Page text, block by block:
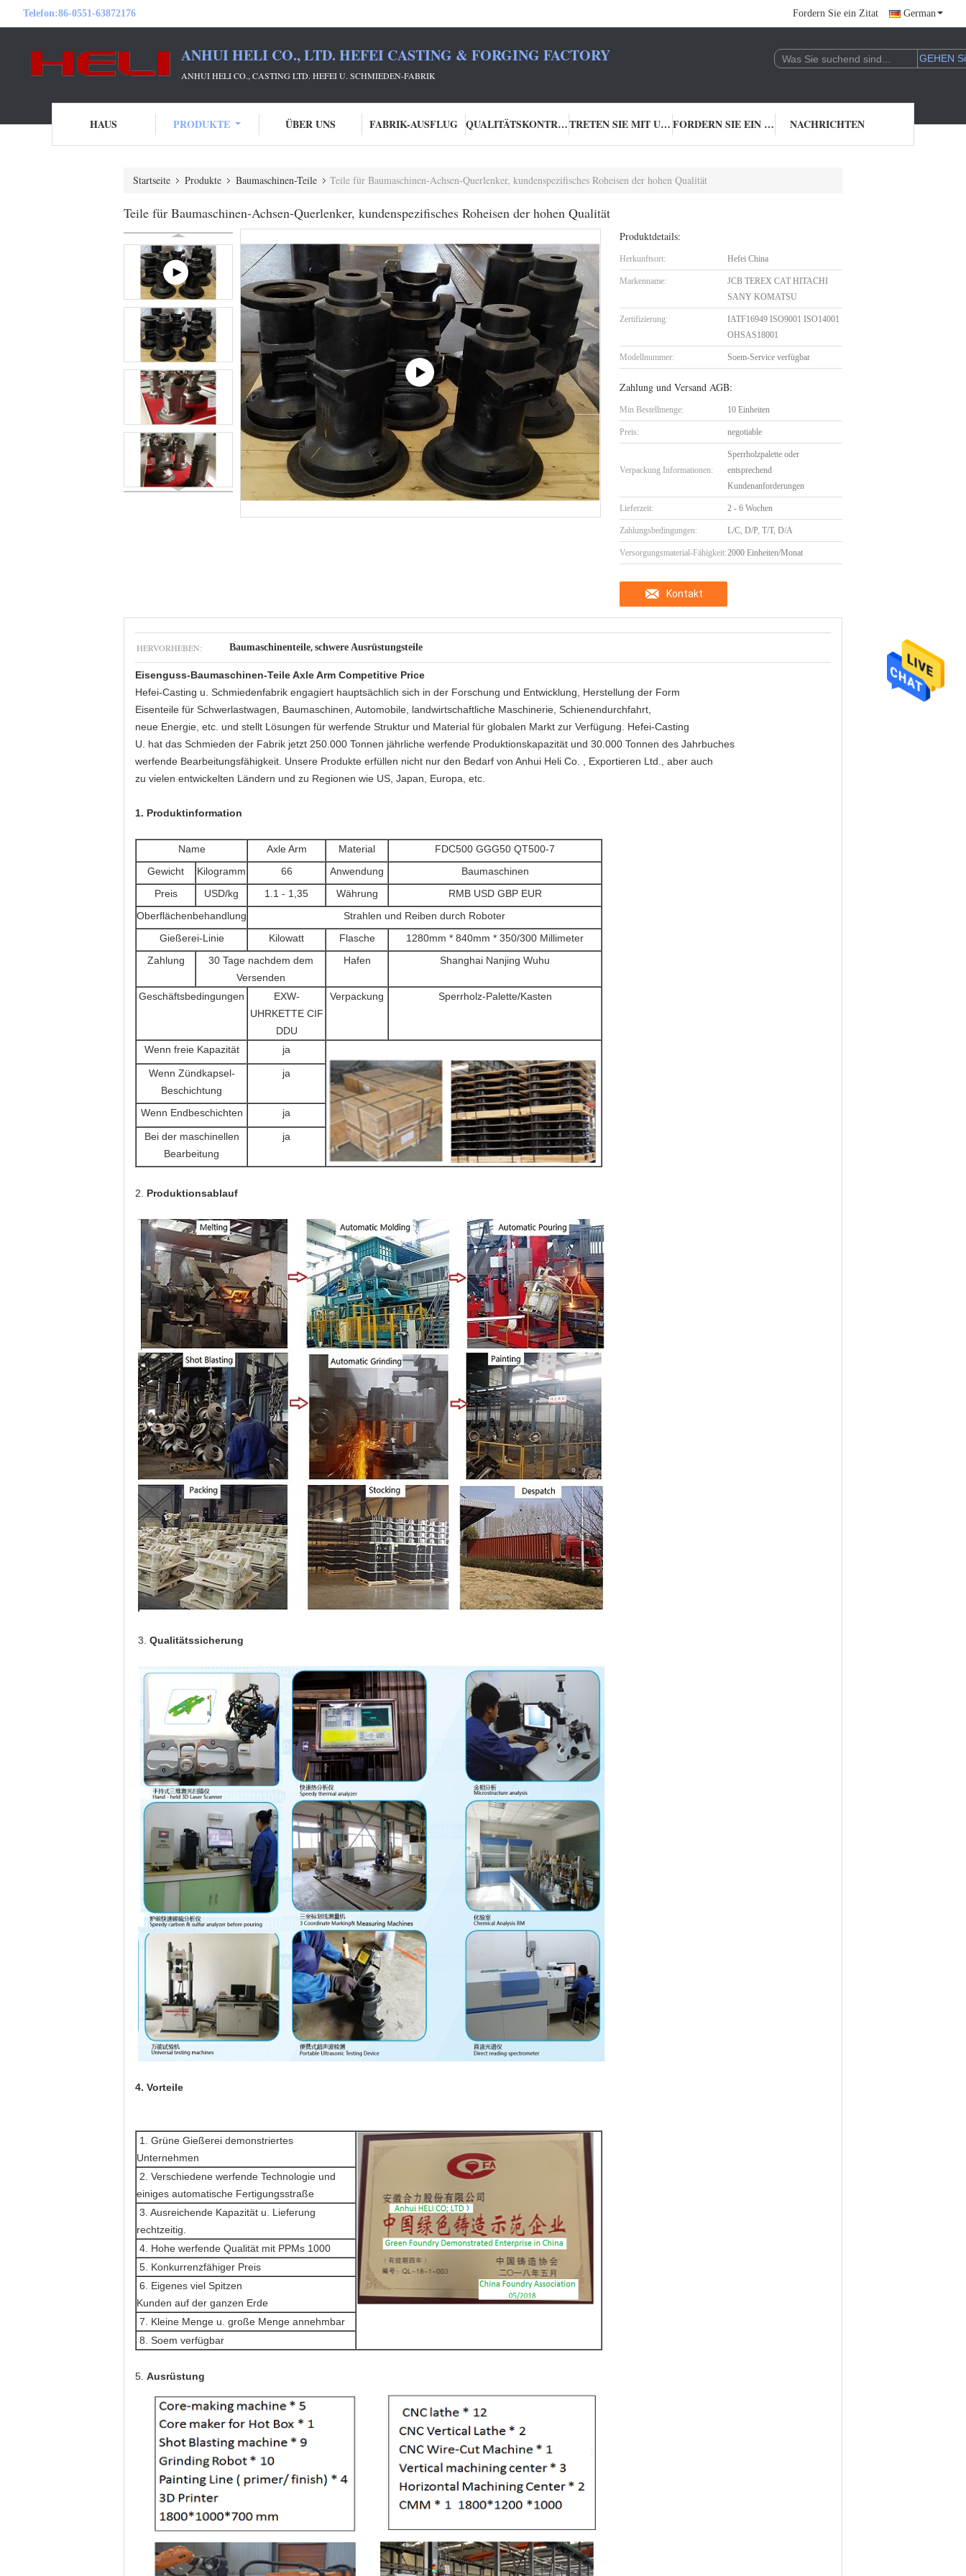
Telefon:86-0551-63872176 Fordern Sie ein Zitat German
ANHUI HELI CO., LTD. HEFEI CASTING & FORGING FACTORY
ANHUI HELI CO., CASTING LTD. HEFEI U. SCHMIEDEN-FABRIK
HAUS PRODUKTE ÜBER UNS FABRIK-AUSFLUG QUALITÄTSKONTROLLE TRETEN SIE MIT UNS IN VERBINDUNG FORDERN SIE EIN ZITAT NACHRICHTEN
Startseite Produkte Baumaschinen-Teile Teile für Baumaschinen-Achsen-Querlenker, kundenspezifisches Roheisen der hohen Qualität
Teile für Baumaschinen-Achsen-Querlenker, kundenspezifisches Roheisen der hohen Qualität
Produktdetails:
Herkunftsort: Hefei China
Markenname:
JCB TEREX CAT HITACHI
SANY KOMATSU
Zertifizierung:
IATF16949 ISO9001 ISO14001
OHSAS18001
Modellnummer: Soem-Service verfügbar
Zahlung und Versand AGB:
Min Bestellmenge: 10 Einheiten
Preis: negotiable
Verpackung Informationen:
Sperrholzpalette oder
entsprechend
Kundenanforderungen
Lieferzeit: 2 - 6 Wochen
Zahlungsbedingungen: L/C, D/P, T/T, D/A
Versorgungsmaterial-Fähigkeit:2000 Einheiten/Monat
Kontakt
HERVORHEBEN: Baumaschinenteile, schwere Ausrüstungsteile
Eisenguss-Baumaschinen-Teile Axle Arm Competitive Price
Hefei-Casting u. Schmiedenfabrik engagiert hauptsächlich sich in der Forschung und Entwicklung, Herstellung der Form
Eisenteile für Schwerlastwagen, Baumaschinen, Automobile, landwirtschaftliche Maschinerie, Schienendurchfahrt,
neue Energie, etc. und stellt Lösungen für werfende Struktur und Material für globalen Markt zur Verfügung. Hefei-Casting
U. hat das Schmieden der Fabrik jetzt 250.000 Tonnen jährliche werfende Produktionskapazität und 30.000 Tonnen des Jahrbuches
werfende Bearbeitungsfähigkeit. Unsere Produkte erfüllen nicht nur den Bedarf von Anhui Heli Co. , Exportieren Ltd., aber auch
zu vielen entwickelten Ländern und zu Regionen wie US, Japan, Europa, etc.
1. Produktinformation
Name Axle Arm Material
FDC500 GGG50 QT500-7
Gewicht
Kilogramm 66 Anwendung
Baumaschinen
Preis
USD/kg 1.1 - 1,35 Währung
RMB USD GBP EUR
Oberflächenbehandlung
Strahlen und Reiben durch Roboter
Gießerei-Linie
Kilowatt Flasche
1280mm * 840mm * 350/300 Millimeter
Zahlung
30 Tage nachdem dem
Versenden
Hafen Shanghai Nanjing Wuhu
Geschäftsbedingungen
EXW-
UHRKETTE CIF
DDU
Verpackung Sperrholz-Palette/Kasten
Wenn freie Kapazität ja
Wenn Zündkapsel-
Beschichtung
ja
Wenn Endbeschichten ja
Bei der maschinellen
Bearbeitung
ja
2. Produktionsablauf
3. Qualitätssicherung
4. Vorteile
1. Grüne Gießerei demonstriertes
Unternehmen
2. Verschiedene werfende Technologie und
einiges automatische Fertigungsstraße
3. Ausreichende Kapazität u. Lieferung
rechtzeitig.
4. Hohe werfende Qualität mit PPMs 1000
5. Konkurrenzfähiger Preis
6. Eigenes viel Spitzen
Kunden auf der ganzen Erde
7. Kleine Menge u. große Menge annehmbar
8. Soem verfügbar
5. Ausrüstung